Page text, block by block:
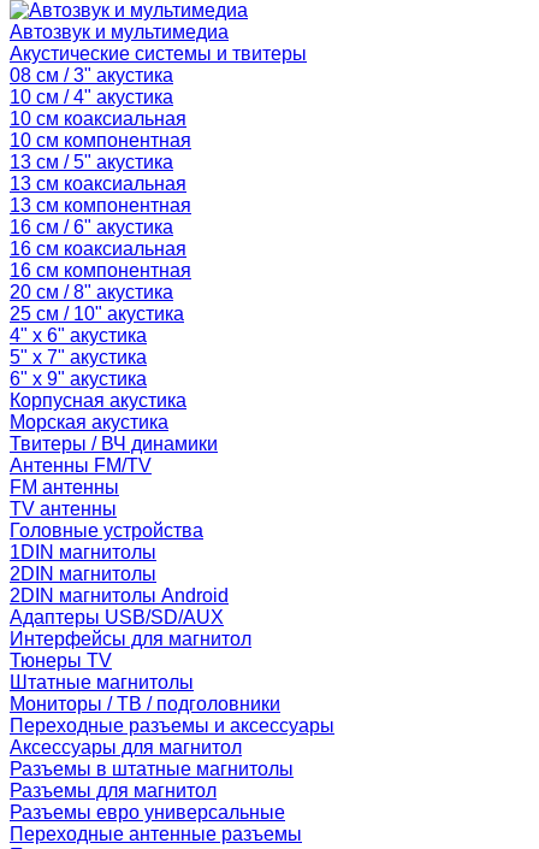
Автозвук и мультимедиа
Акустические системы и твитеры
08 см / 3" акустика
10 см / 4" акустика
10 см коаксиальная
10 см компонентная
13 см / 5" акустика
13 см коаксиальная
13 см компонентная
16 см / 6" акустика
16 см коаксиальная
16 см компонентная
20 см / 8" акустика
25 см / 10" акустика
4" x 6" акустика
5" x 7" акустика
6" x 9" акустика
Корпусная акустика
Морская акустика
Твитеры / ВЧ динамики
Антенны FM/TV
FM антенны
TV антенны
Головные устройства
1DIN магнитолы
2DIN магнитолы
2DIN магнитолы Android
Адаптеры USB/SD/AUX
Интерфейсы для магнитол
Тюнеры TV
Штатные магнитолы
Мониторы / ТВ / подголовники
Переходные разъемы и аксессуары
Аксессуары для магнитол
Разъемы в штатные магнитолы
Разъемы для магнитол
Разъемы евро универсальные
Переходные антенные разъемы